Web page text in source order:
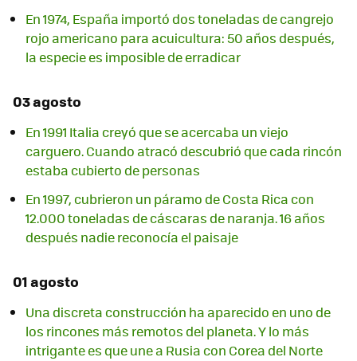
En 1974, España importó dos toneladas de cangrejo
rojo americano para acuicultura: 50 años después,
la especie es imposible de erradicar
03 agosto
En 1991 Italia creyó que se acercaba un viejo
carguero. Cuando atracó descubrió que cada rincón
estaba cubierto de personas
En 1997, cubrieron un páramo de Costa Rica con
12.000 toneladas de cáscaras de naranja. 16 años
después nadie reconocía el paisaje
01 agosto
Una discreta construcción ha aparecido en uno de
los rincones más remotos del planeta. Y lo más
intrigante es que une a Rusia con Corea del Norte